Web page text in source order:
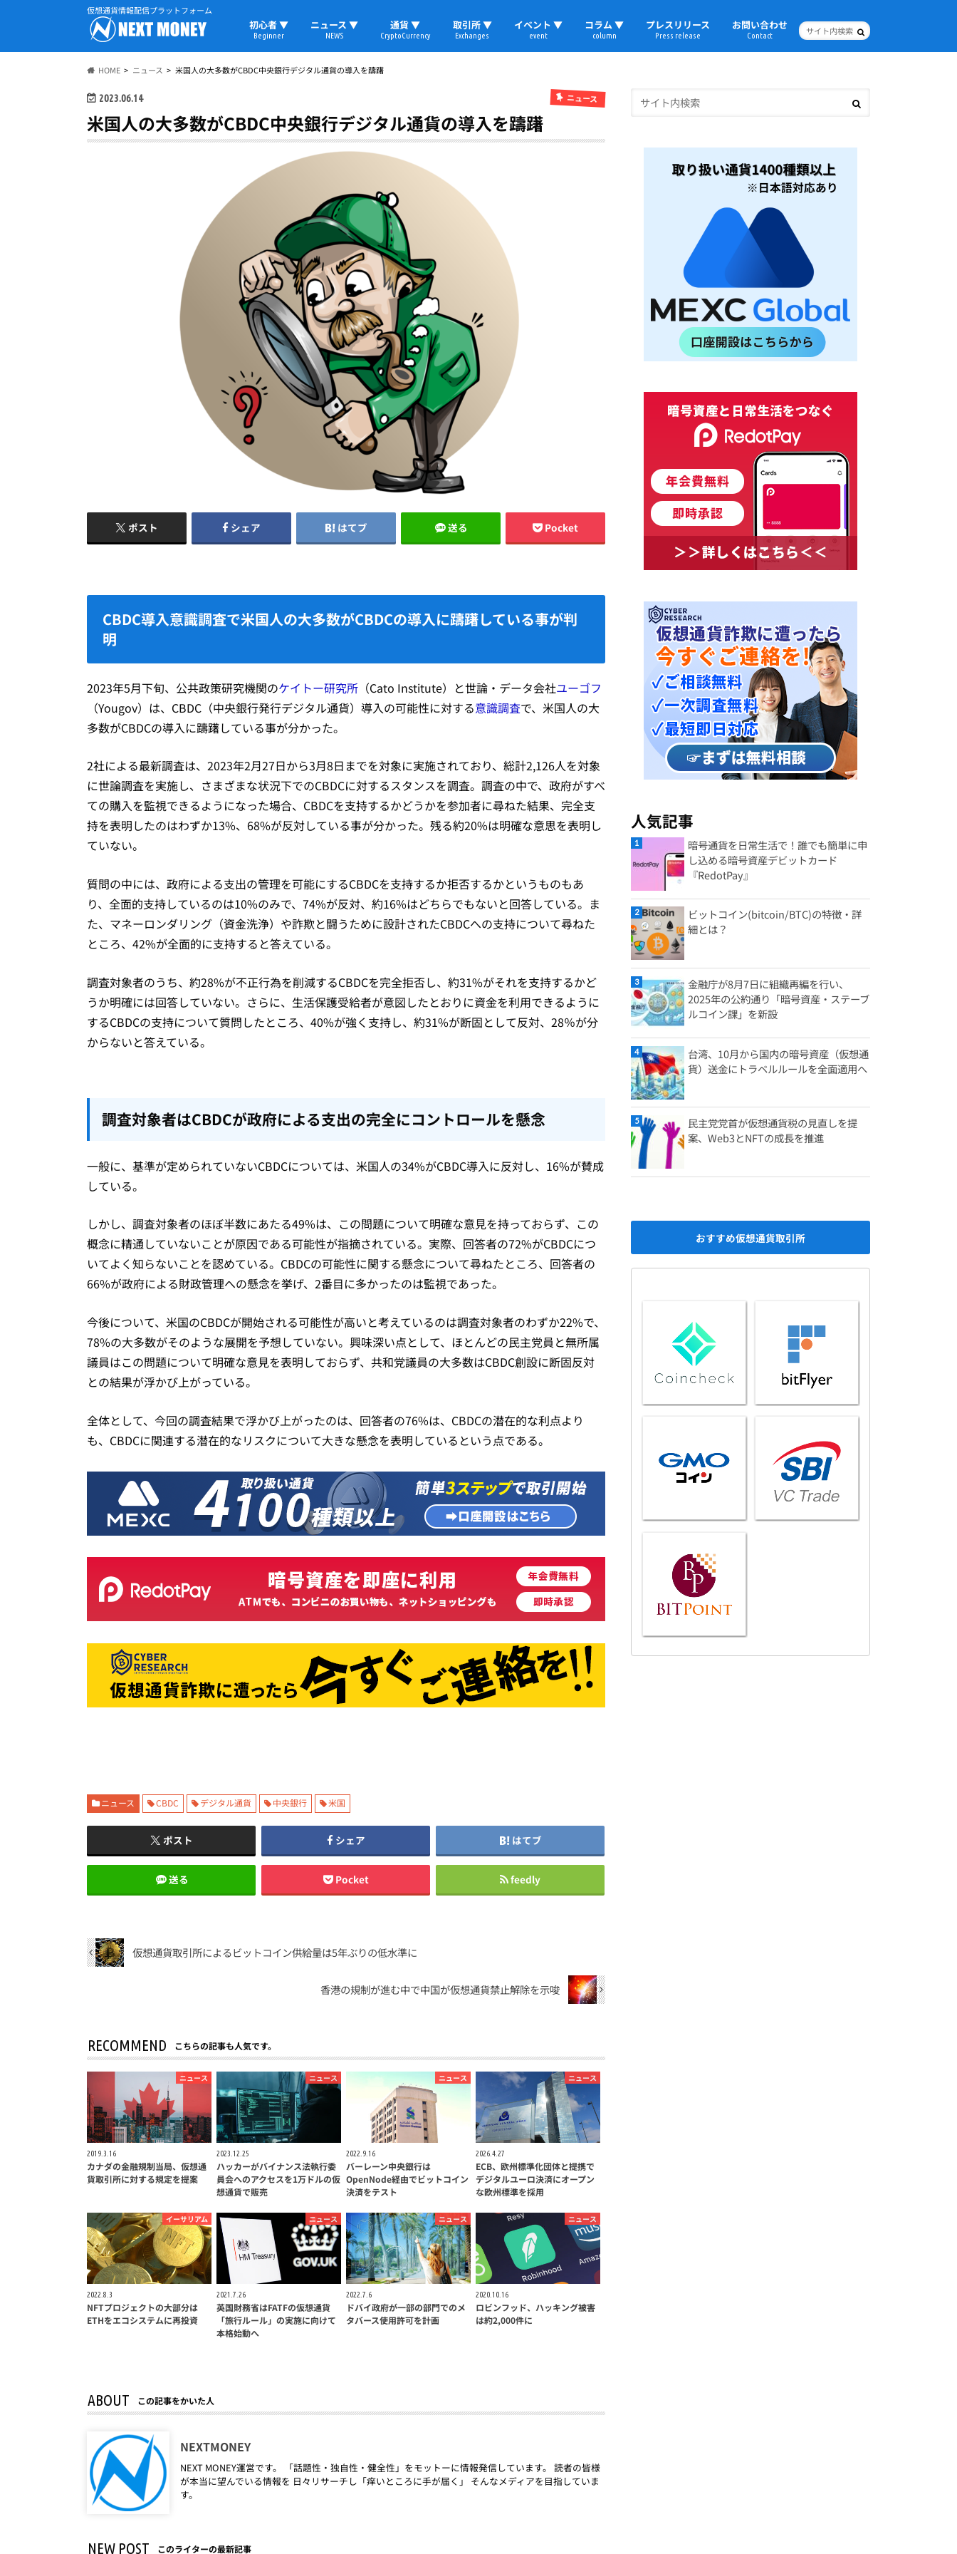
仮想通貨情報配信プラットフォーム
初心者 ▼
Beginner
ニュース ▼
NEWS
通貨 ▼
CryptoCurrency
取引所 ▼
Exchanges
イベント ▼
event
コラム ▼
column
プレスリリース
Press release
お問い合わせ
Contact
HOME ニュース 米国人の大多数がCBDC中央銀行デジタル通貨の導入を躊躇
2023.06.14 ニュース
米国人の大多数がCBDC中央銀行デジタル通貨の導入を躊躇
ポスト シェア はてブ 送る Pocket
CBDC導入意識調査で米国人の大多数がCBDCの導入に躊躇している事が判
明
2023年5月下旬、公共政策研究機関のケイトー研究所 （Cato Institute）と世論・データ会社ユーゴフ
（Yougov）は、CBDC（中央銀行発行デジタル通貨）導入の可能性に対する意識調査で、米国人の大
多数がCBDCの導入に躊躇している事が分かった。
2社による最新調査は、2023年2月27日から3月8日までを対象に実施されており、総計2,126人を対象
に世論調査を実施し、さまざまな状況下でのCBDCに対するスタンスを調査。調査の中で、政府がすべ
ての購入を監視できるようになった場合、CBDCを支持するかどうかを参加者に尋ねた結果、完全支
持を表明したのはわずか13%、68%が反対している事が分かった。残る約20%は明確な意思を表明し
ていない。
質問の中には、政府による支出の管理を可能にするCBDCを支持するか拒否するかというものもあ
り、全面的支持しているのは10%のみで、74%が反対、約16%はどちらでもないと回答している。ま
た、マネーロンダリング（資金洗浄）や詐欺と闘うために設計されたCBDCへの支持について尋ねた
ところ、42%が全面的に支持すると答えている。
調査対象者のうち、約28%が不正行為を削減するCBDCを完全拒否し、約31%がそれを支持するかど
うか明確には回答していない。さらに、生活保護受給者が意図したとおりに資金を利用できるように
するCBDCの支持について質問したところ、40%が強く支持し、約31%が断固として反対、28％が分
からないと答えている。
調査対象者はCBDCが政府による支出の完全にコントロールを懸念
一般に、基準が定められていないCBDCについては、米国人の34%がCBDC導入に反対し、16%が賛成
している。
しかし、調査対象者のほぼ半数にあたる49%は、この問題について明確な意見を持っておらず、この
概念に精通していないことが原因である可能性が指摘されている。実際、回答者の72%がCBDCにつ
いてよく知らないことを認めている。CBDCの可能性に関する懸念について尋ねたところ、回答者の
66%が政府による財政管理への懸念を挙げ、2番目に多かったのは監視であった。
今後について、米国のCBDCが開始される可能性が高いと考えているのは調査対象者のわずか22%で、
78%の大多数がそのような展開を予想していない。興味深い点として、ほとんどの民主党員と無所属
議員はこの問題について明確な意見を表明しておらず、共和党議員の大多数はCBDC創設に断固反対
との結果が浮かび上がっている。
全体として、今回の調査結果で浮かび上がったのは、回答者の76%は、CBDCの潜在的な利点より
も、CBDCに関連する潜在的なリスクについて大きな懸念を表明しているという点である。
ニュース CBDC デジタル通貨 中央銀行 米国
ポスト シェア はてブ
送る Pocket feedly
仮想通貨取引所によるビットコイン供給量は5年ぶりの低水準に
香港の規制が進む中で中国が仮想通貨禁止解除を示唆
RECOMMEND こちらの記事も人気です。
ニュース
2019.3.16
カナダの金融規制当局、仮想通
貨取引所に対する規定を提案
ニュース
2023.12.25
ハッカーがバイナンス法執行委
員会へのアクセスを1万ドルの仮
想通貨で販売
ニュース
2022.9.16
バーレーン中央銀行は
OpenNode経由でビットコイン
決済をテスト
ニュース
2026.4.27
ECB、欧州標準化団体と提携で
デジタルユーロ決済にオープン
な欧州標準を採用
イーサリアム
2022.8.3
NFTプロジェクトの大部分は
ETHをエコシステムに再投資
ニュース
2021.7.26
英国財務省はFATFの仮想通貨
「旅行ルール」の実施に向けて
本格始動へ
ニュース
2022.7.6
ドバイ政府が一部の部門でのメ
タバース使用許可を計画
ニュース
2020.10.16
ロビンフッド、ハッキング被害
は約2,000件に
ABOUT この記事をかいた人
NEXTMONEY
NEXT MONEY運営です。 「話題性・独自性・健全性」をモットーに情報発信しています。 読者の皆様
が本当に望んでいる情報を 日々リサーチし「痒いところに手が届く」 そんなメディアを目指していま
す。
NEW POST このライターの最新記事
人気記事
暗号通貨を日常生活で！誰でも簡単に申
し込める暗号資産デビットカード
『RedotPay』
ビットコイン(bitcoin/BTC)の特徴・詳
細とは？
金融庁が8月7日に組織再編を行い、
2025年の公約通り「暗号資産・ステーブ
ルコイン課」を新設
台湾、10月から国内の暗号資産（仮想通
貨）送金にトラベルルールを全面適用へ
民主党党首が仮想通貨税の見直しを提
案、Web3とNFTの成長を推進
おすすめ仮想通貨取引所